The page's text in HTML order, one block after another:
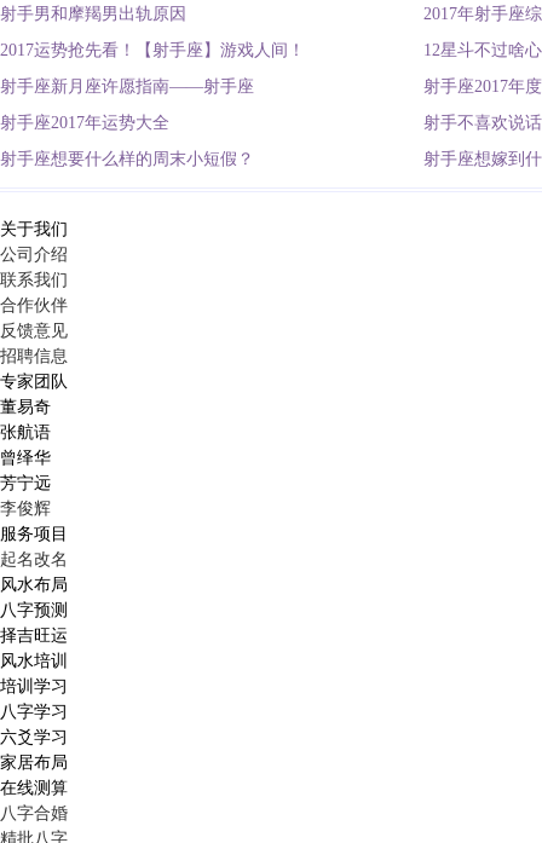
射手男和摩羯男出轨原因
2017年射手座
2017运势抢先看！【射手座】游戏人间！
12星斗不过啥
射手座新月座许愿指南——射手座
射手座2017年
射手座2017年运势大全
射手不喜欢说
射手座想要什么样的周末小短假？
射手座想嫁到
关于我们
公司介绍
联系我们
合作伙伴
反馈意见
招聘信息
专家团队
董易奇
张航语
曾绎华
芳宁远
李俊辉
服务项目
起名改名
风水布局
八字预测
择吉旺运
风水培训
培训学习
八字学习
六爻学习
家居布局
在线测算
八字合婚
精批八字